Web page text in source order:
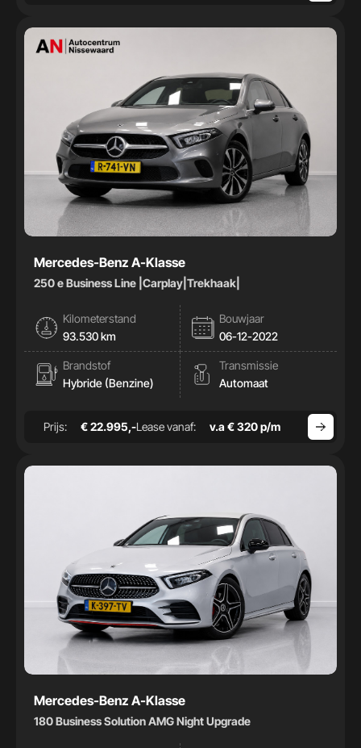
Mercedes-Benz A-Klasse
250 e Business Line |Carplay|Trekhaak|
Kilometerstand
93.530 km
Bouwjaar
06-12-2022
Brandstof
Hybride (Benzine)
Transmissie
Automaat
Prijs: € 22.995,-Lease vanaf: v.a € 320 p/m
Mercedes-Benz A-Klasse
180 Business Solution AMG Night Upgrade